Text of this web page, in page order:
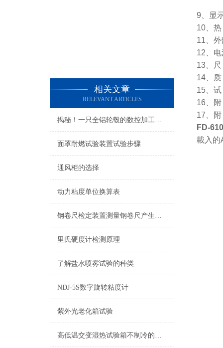
相关文章
RELEVANT ARTICLES
揭秘！一只全铝轮毂的数控加工过程
面罩耐燃试验装置试验步骤
通风柜的选择
动力粘度单位换算表
钢卷尺检定装置测量钢卷尺产生误差的原因
里氏硬度计检测原理
了解盐水喷雾试验的种类
NDJ-5S数字旋转粘度计
紫外光老化箱试验
高低温交变湿热试验箱不制冷的问题从两大点去分析
9、显
10、
11、
12、
13、
14、
15、
16、
17、
FD-
載入的